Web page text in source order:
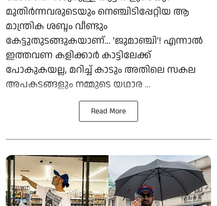
മുതിര്‍ന്നവരുടെയും നെഞ്ചിടിപ്പേറ്റിയ ആ
മാന്ത്രിക ശബ്ദം വീണ്ടും
കേട്ടുതുടങ്ങുകയാണ്... 'ജുമാഞ്ചി'! എന്നാല്‍
ഇത്തവണ കളിക്കാര്‍ കാട്ടിലേക്ക്
പോകുകയല്ല, മറിച്ച് കാടും അതിലെ സകല
അപകടങ്ങളും നമ്മുടെ യഥാര ...
Read More